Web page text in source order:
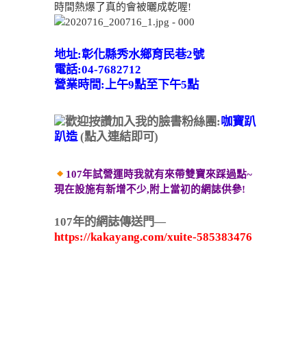
時間熱爆了真的會被曬成乾喔!
地址:彰化縣秀水鄉育民巷2號
電話:04-7682712
營業時間:上午9點至下午5點
歡迎按讚加入我的臉書粉絲團:咖寶趴
趴造(點入連結即可)
107年試營運時我就有來帶雙寶來踩過點~
現在設施有新增不少,附上當初的網誌供參!
107年的網誌傳送門—
https://kakayang.com/xuite-585383476